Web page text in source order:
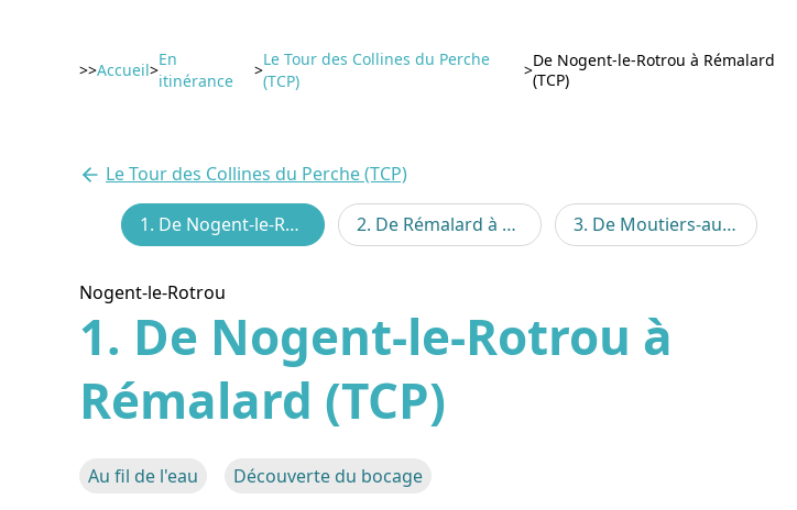
Voir l'image en plein écran
>>Accueil>
En
itinérance
>
Le Tour des Collines du Perche
(TCP)
>De Nogent-le-Rotrou à Rémalard
(TCP)
Le Tour des Collines du Perche (TCP)
1. De Nogent-le-Rotrou à Rémalard (TCP) 2. De Rémalard à Moutiers-au-Perche (TCP) 3. De Moutiers-au-Perche à La Ferté-Vidame (TCP)
Nogent-le-Rotrou
1. De Nogent-le-Rotrou à
Rémalard (TCP)
Au fil de l'eau Découverte du bocage